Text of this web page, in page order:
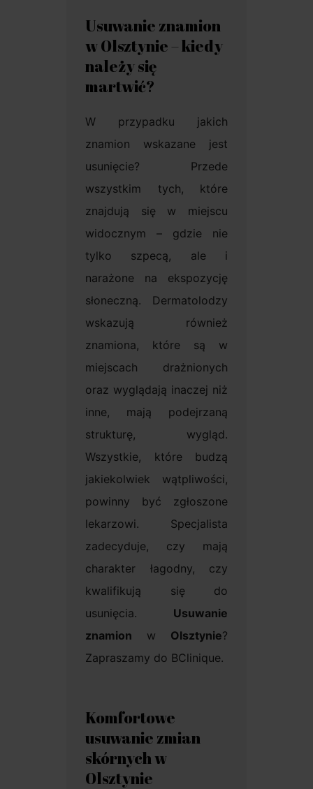
Usuwanie znamion
w Olsztynie – kiedy
należy się
martwić?
W przypadku jakich
znamion wskazane jest
usunięcie? Przede
wszystkim tych, które
znajdują się w miejscu
widocznym – gdzie nie
tylko szpecą, ale i
narażone na ekspozycję
słoneczną. Dermatolodzy
wskazują również
znamiona, które są w
miejscach drażnionych
oraz wyglądają inaczej niż
inne, mają podejrzaną
strukturę, wygląd.
Wszystkie, które budzą
jakiekolwiek wątpliwości,
powinny być zgłoszone
lekarzowi. Specjalista
zadecyduje, czy mają
charakter łagodny, czy
kwalifikują się do
usunięcia. Usuwanie
znamion w Olsztynie?
Zapraszamy do BClinique.
Komfortowe
usuwanie zmian
skórnych w
Olsztynie